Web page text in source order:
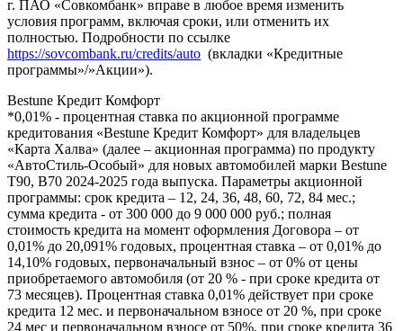
г. ПАО «Совкомбанк» вправе в любое время изменить
условия программ, включая сроки, или отменить их
полностью. Подробности по ссылке
https://sovcombank.ru/credits/auto (вкладки «Кредитные
программы»/»Акции»).
Bestune Кредит Комфорт
*0,01% - процентная ставка по акционной программе
кредитования «Bestune Кредит Комфорт» для владельцев
«Карта Халва» (далее – акционная программа) по продукту
«АвтоСтиль-Особый» для новых автомобилей марки Bestune
T90, B70 2024-2025 года выпуска. Параметры акционной
программы: срок кредита – 12, 24, 36, 48, 60, 72, 84 мес.;
сумма кредита - от 300 000 до 9 000 000 руб.; полная
стоимость кредита на момент оформления Договора – от
0,01% до 20,091% годовых, процентная ставка – от 0,01% до
14,10% годовых, первоначальный взнос – от 0% от цены
приобретаемого автомобиля (от 20 % - при сроке кредита от
73 месяцев). Процентная ставка 0,01% действует при сроке
кредита 12 мес. и первоначальном взносе от 20 %, при сроке
24 мес и первоначальном взносе от 50%, при сроке кредита 36